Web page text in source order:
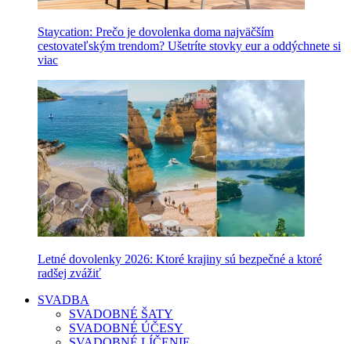
Staycation: Prečo je dovolenka doma najväčším
cestovateľským trendom? Ušetríte stovky eur a oddýchnete si
viac
Letné dovolenky 2026: Ktoré krajiny sú bezpečné a ktoré
radšej zvážiť
SVADBA
SVADOBNÉ ŠATY
SVADOBNÉ ÚČESY